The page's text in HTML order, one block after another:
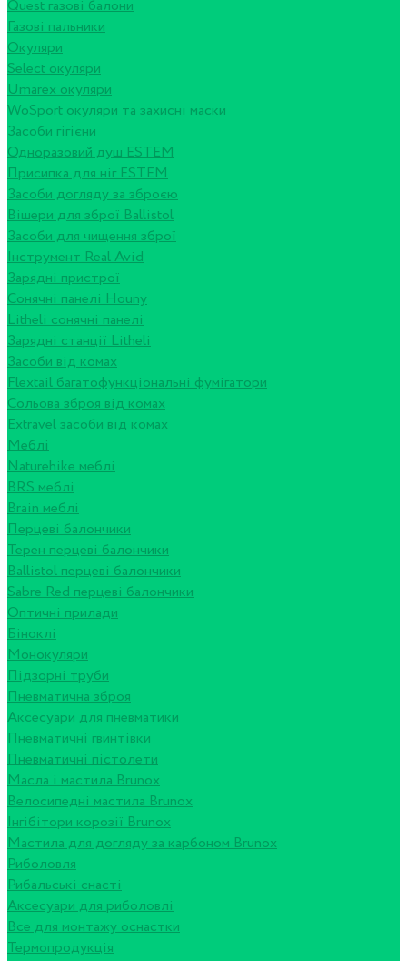
Quest газові балони
Газові пальники
Окуляри
Select окуляри
Umarex окуляри
WoSport окуляри та захисні маски
Засоби гігієни
Одноразовий душ ESTEM
Присипка для ніг ESTEM
Засоби догляду за зброєю
Вішери для зброї Ballistol
Засоби для чищення зброї
Інструмент Real Avid
Зарядні пристрої
Сонячні панелі Houny
Litheli сонячні панелі
Зарядні станції Litheli
Засоби від комах
Flextail багатофункціональні фумігатори
Сольова зброя від комах
Extravel засоби від комах
Меблі
Naturehike меблі
BRS меблі
Brain меблі
Перцеві балончики
Терен перцеві балончики
Ballistol перцеві балончики
Sabre Red перцеві балончики
Оптичні прилади
Біноклі
Монокуляри
Підзорні труби
Пневматична зброя
Аксесуари для пневматики
Пневматичні гвинтівки
Пневматичні пістолети
Масла і мастила Brunox
Велосипедні мастила Brunox
Інгібітори корозії Brunox
Мастила для догляду за карбоном Brunox
Риболовля
Рибальські снасті
Аксесуари для риболовлі
Все для монтажу оснастки
Термопродукція